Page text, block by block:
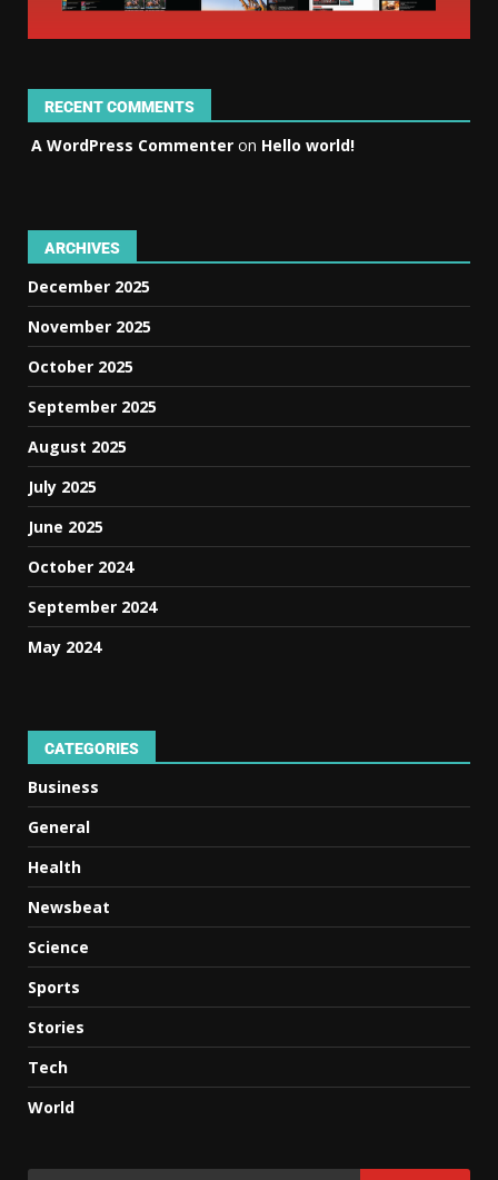
RECENT COMMENTS
A WordPress Commenter on Hello world!
ARCHIVES
December 2025
November 2025
October 2025
September 2025
August 2025
July 2025
June 2025
October 2024
September 2024
May 2024
CATEGORIES
Business
General
Health
Newsbeat
Science
Sports
Stories
Tech
World